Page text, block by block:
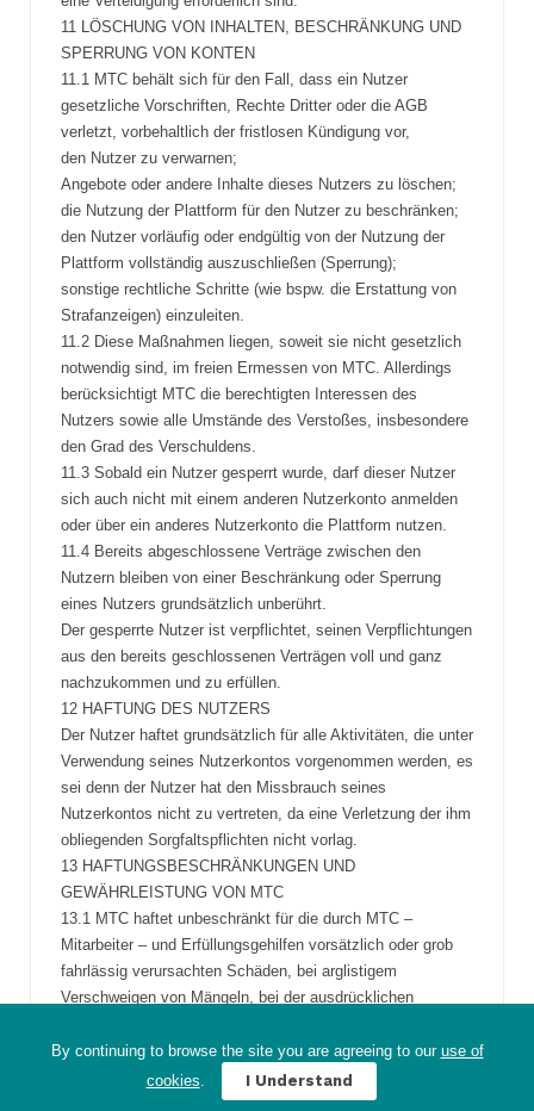
11 LÖSCHUNG VON INHALTEN, BESCHRÄNKUNG UND
SPERRUNG VON KONTEN
11.1 MTC behält sich für den Fall, dass ein Nutzer
gesetzliche Vorschriften, Rechte Dritter oder die AGB
verletzt, vorbehaltlich der fristlosen Kündigung vor,
den Nutzer zu verwarnen;
Angebote oder andere Inhalte dieses Nutzers zu löschen;
die Nutzung der Plattform für den Nutzer zu beschränken;
den Nutzer vorläufig oder endgültig von der Nutzung der
Plattform vollständig auszuschließen (Sperrung);
sonstige rechtliche Schritte (wie bspw. die Erstattung von
Strafanzeigen) einzuleiten.
11.2 Diese Maßnahmen liegen, soweit sie nicht gesetzlich
notwendig sind, im freien Ermessen von MTC. Allerdings
berücksichtigt MTC die berechtigten Interessen des
Nutzers sowie alle Umstände des Verstoßes, insbesondere
den Grad des Verschuldens.
11.3 Sobald ein Nutzer gesperrt wurde, darf dieser Nutzer
sich auch nicht mit einem anderen Nutzerkonto anmelden
oder über ein anderes Nutzerkonto die Plattform nutzen.
11.4 Bereits abgeschlossene Verträge zwischen den
Nutzern bleiben von einer Beschränkung oder Sperrung
eines Nutzers grundsätzlich unberührt.
Der gesperrte Nutzer ist verpflichtet, seinen Verpflichtungen
aus den bereits geschlossenen Verträgen voll und ganz
nachzukommen und zu erfüllen.
12 HAFTUNG DES NUTZERS
Der Nutzer haftet grundsätzlich für alle Aktivitäten, die unter
Verwendung seines Nutzerkontos vorgenommen werden, es
sei denn der Nutzer hat den Missbrauch seines
Nutzerkontos nicht zu vertreten, da eine Verletzung der ihm
obliegenden Sorgfaltspflichten nicht vorlag.
13 HAFTUNGSBESCHRÄNKUNGEN UND
GEWÄHRLEISTUNG VON MTC
13.1 MTC haftet unbeschränkt für die durch MTC –
Mitarbeiter – und Erfüllungsgehilfen vorsätzlich oder grob
fahrlässig verursachten Schäden, bei arglistigem
Verschweigen von Mängeln, bei der ausdrücklichen
Verletzung des Lebens, des Körpers und der Gesundheit.
13.2 Für sonstige Schäden haftet MTC nur, sofern eine
Pflicht verletzt wird, deren Erfüllung für die
By continuing to browse the site you are agreeing to our use of
cookies. I Understand